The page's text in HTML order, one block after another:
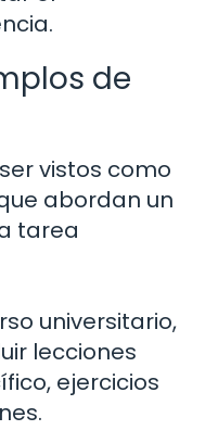
de
vistos como
abordan un
tarea
universitario,
lecciones
ejercicios